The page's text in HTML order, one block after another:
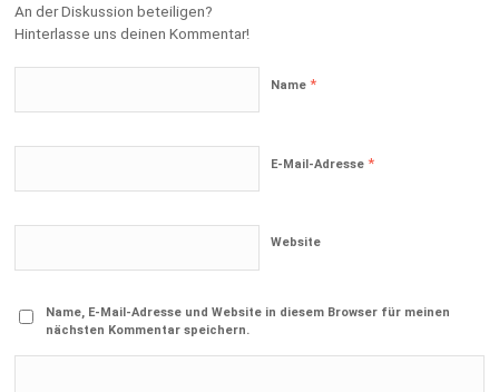
An der Diskussion beteiligen?
Hinterlasse uns deinen Kommentar!
Name*
E-Mail-Adresse*
Website
Name, E-Mail-Adresse und Website in diesem Browser für meinen
nächsten Kommentar speichern.